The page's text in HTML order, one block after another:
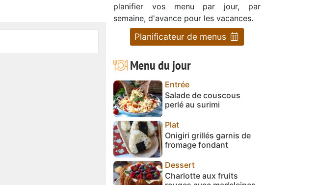
planifier vos menu par jour, par
semaine, d'avance pour les vacances.
Planificateur de menus
Menu du jour
Entrée
Salade de couscous
perlé au surimi
Plat
Onigiri grillés garnis de
fromage fondant
Dessert
Charlotte aux fruits